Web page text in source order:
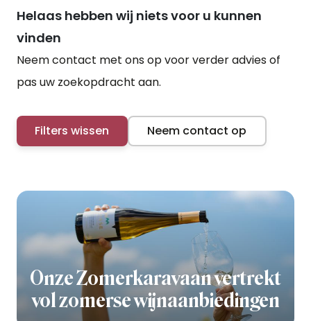
Helaas hebben wij niets voor u kunnen
vinden
Neem contact met ons op voor verder advies of
pas uw zoekopdracht aan.
Filters wissen Neem contact op
Onze Zomerkaravaan vertrekt
vol zomerse wijnaanbiedingen